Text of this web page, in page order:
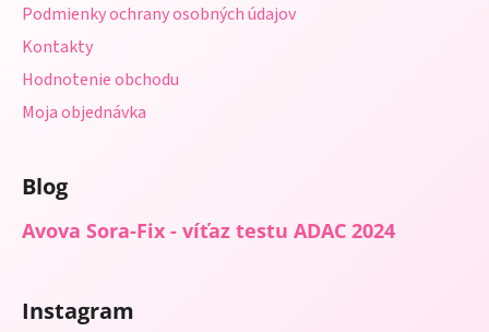
Podmienky ochrany osobných údajov
Kontakty
Hodnotenie obchodu
Moja objednávka
Blog
Avova Sora-Fix - víťaz testu ADAC 2024
Instagram